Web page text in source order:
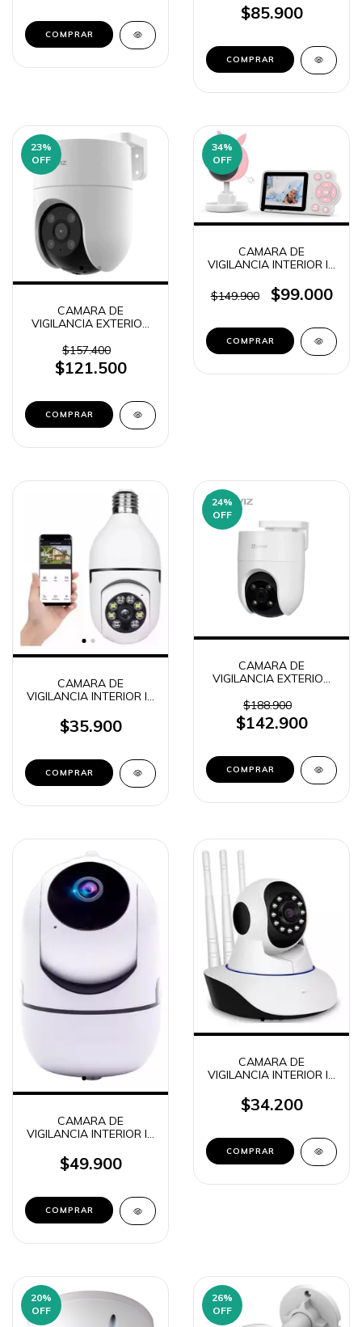
FULL HD COLOR VU
$85.900
23%
OFF
CAMARA DE
VIGILANCIA EXTERIOR
1080P EZVIZ H8C
$157.400
$121.500
34%
OFF
CAMARA DE
VIGILANCIA INTERIOR IP
BABY MONITOR (4187)
$149.900 $99.000
CAMARA DE
VIGILANCIA INTERIOR IP
360° LM-100 (3660)
$35.900
24%
OFF
CAMARA DE
VIGILANCIA EXTERIOR
EZVIZ H8C
$188.900
$142.900
CAMARA DE
VIGILANCIA INTERIOR IP
SMART WIFI 360° 3-
SUO082
$49.900
CAMARA DE
VIGILANCIA INTERIOR IP
Q5Y (2911)
$34.200
20%
OFF
26%
OFF